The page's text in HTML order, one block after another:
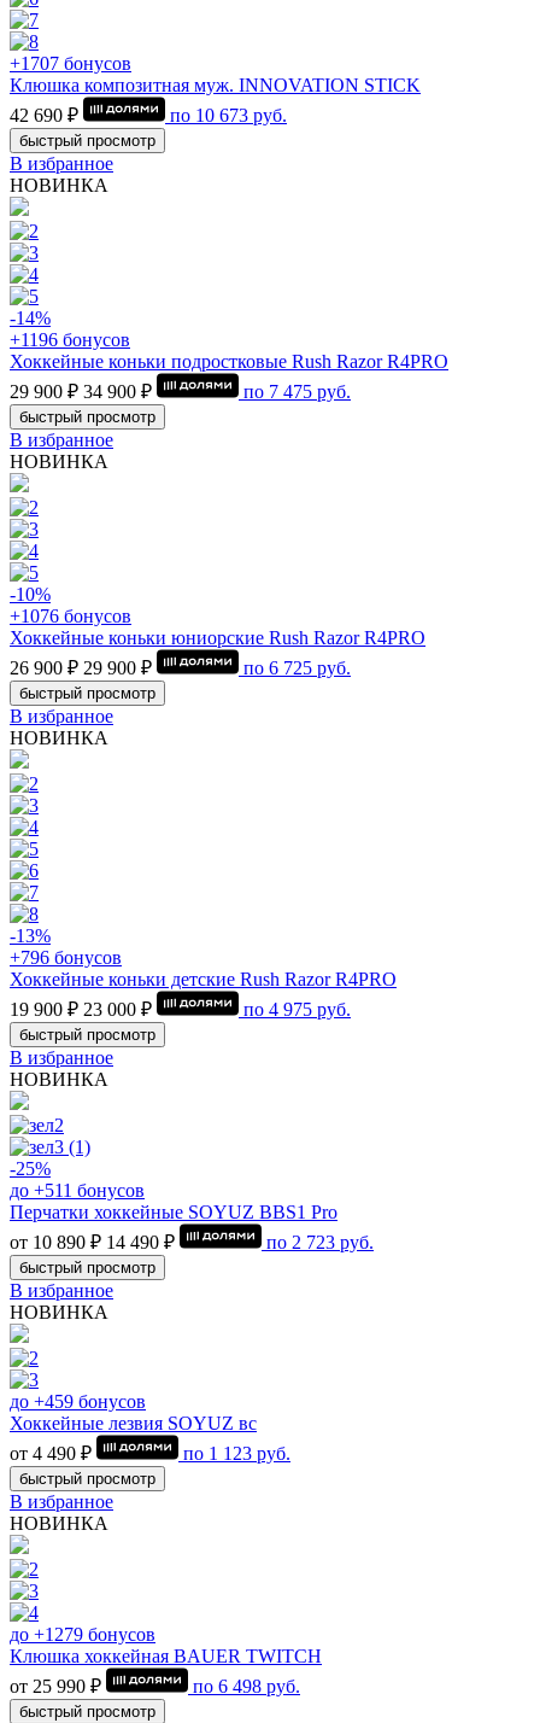
+1707 бонусов
Клюшка композитная муж. INNOVATION STICK
42 690 ₽
по 10 673 руб.
быстрый просмотр
В избранное
НОВИНКА
-14%
+1196 бонусов
Хоккейные коньки подростковые Rush Razor R4PRO
29 900 ₽ 34 900 ₽ по 7 475 руб.
быстрый просмотр
В избранное
НОВИНКА
-10%
+1076 бонусов
Хоккейные коньки юниорские Rush Razor R4PRO
26 900 ₽ 29 900 ₽ по 6 725 руб.
быстрый просмотр
В избранное
НОВИНКА
-13%
+796 бонусов
Хоккейные коньки детские Rush Razor R4PRO
19 900 ₽ 23 000 ₽ по 4 975 руб.
быстрый просмотр
В избранное
НОВИНКА
-25%
до +511 бонусов
Перчатки хоккейные SOYUZ BBS1 Pro
от 10 890 ₽ 14 490 ₽ по 2 723 руб.
быстрый просмотр
В избранное
НОВИНКА
до +459 бонусов
Хоккейные лезвия SOYUZ вс
от 4 490 ₽
по 1 123 руб.
быстрый просмотр
В избранное
НОВИНКА
до +1279 бонусов
Клюшка хоккейная BAUER TWITCH
от 25 990 ₽
по 6 498 руб.
быстрый просмотр